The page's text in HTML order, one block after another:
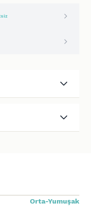
Orta-Yumuşak